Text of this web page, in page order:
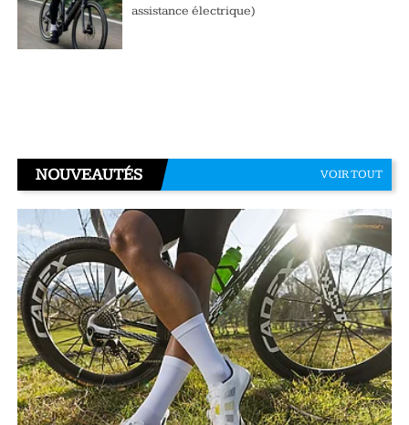
assistance électrique)
NOUVEAUTÉS VOIR TOUT